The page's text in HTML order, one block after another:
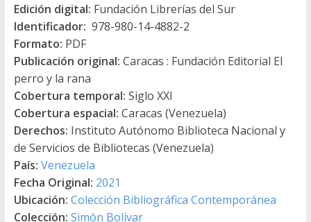
Edición digital: Fundación Librerías del Sur
Identificador: 978-980-14-4882-2
Formato: PDF
Publicación original: Caracas : Fundación Editorial El
perro y la rana
Cobertura temporal: Siglo XXI
Cobertura espacial: Caracas (Venezuela)
Derechos: Instituto Autónomo Biblioteca Nacional y
de Servicios de Bibliotecas (Venezuela)
País: Venezuela
Fecha Original: 2021
Ubicación: Colección Bibliográfica Contemporánea
Colección: Simón Bolívar